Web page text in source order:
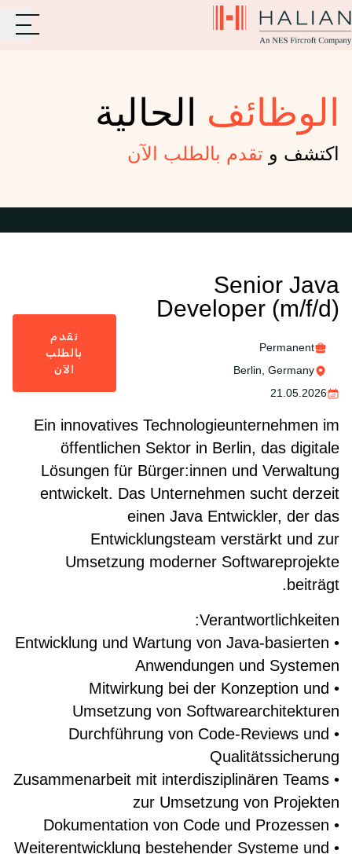
الوظائف الحالية
اكتشف و تقدم بالطلب الآن
Senior Java
Developer (m/f/d)
Permanent
Berlin, Germany
21.05.2026
تقدم
بالطلب
الآن
Ein innovatives Technologieunternehmen im
öffentlichen Sektor in Berlin, das digitale
Lösungen für Bürger:innen und Verwaltung
entwickelt. Das Unternehmen sucht derzeit
einen Java Entwickler, der das
Entwicklungsteam verstärkt und zur
Umsetzung moderner Softwareprojekte
beiträgt.
Verantwortlichkeiten:
• Entwicklung und Wartung von Java-basierten
Anwendungen und Systemen
• Mitwirkung bei der Konzeption und
Umsetzung von Softwarearchitekturen
• Durchführung von Code-Reviews und
Qualitätssicherung
• Zusammenarbeit mit interdisziplinären Teams
zur Umsetzung von Projekten
• Dokumentation von Code und Prozessen
• Weiterentwicklung bestehender Systeme und